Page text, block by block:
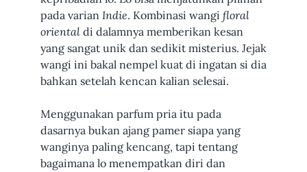
pada varian Indie. Kombinasi wangi floral
orientaldi dalamnya memberikan kesan
yang sangat unik dan sedikit misterius. Jejak
wangi ini bakal nempel kuat di ingatan si dia
bahkan setelah kencan kalian selesai.
Menggunakan parfum pria itu pada
dasarnya bukan ajang pamer siapa yang
wanginya paling kencang, tapi tentang
bagaimana lo menempatkan diri dan